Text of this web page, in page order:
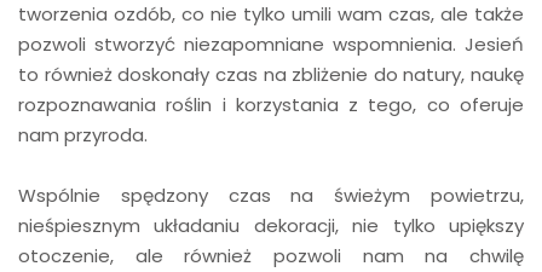
tworzenia ozdób, co nie tylko umili wam czas, ale także
pozwoli stworzyć niezapomniane wspomnienia. Jesień
to również doskonały czas na zbliżenie do natury, naukę
rozpoznawania roślin i korzystania z tego, co oferuje
nam przyroda.
Wspólnie spędzony czas na świeżym powietrzu,
nieśpiesznym układaniu dekoracji, nie tylko upiększy
otoczenie, ale również pozwoli nam na chwilę